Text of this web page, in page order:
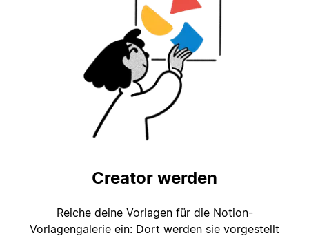
Creator werden
Reiche deine Vorlagen für die Notion-
Vorlagengalerie ein: Dort werden sie vorgestellt